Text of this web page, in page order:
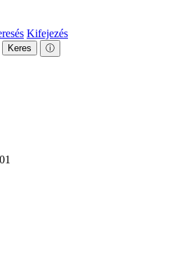
Kifejezés
Keres ⓘ